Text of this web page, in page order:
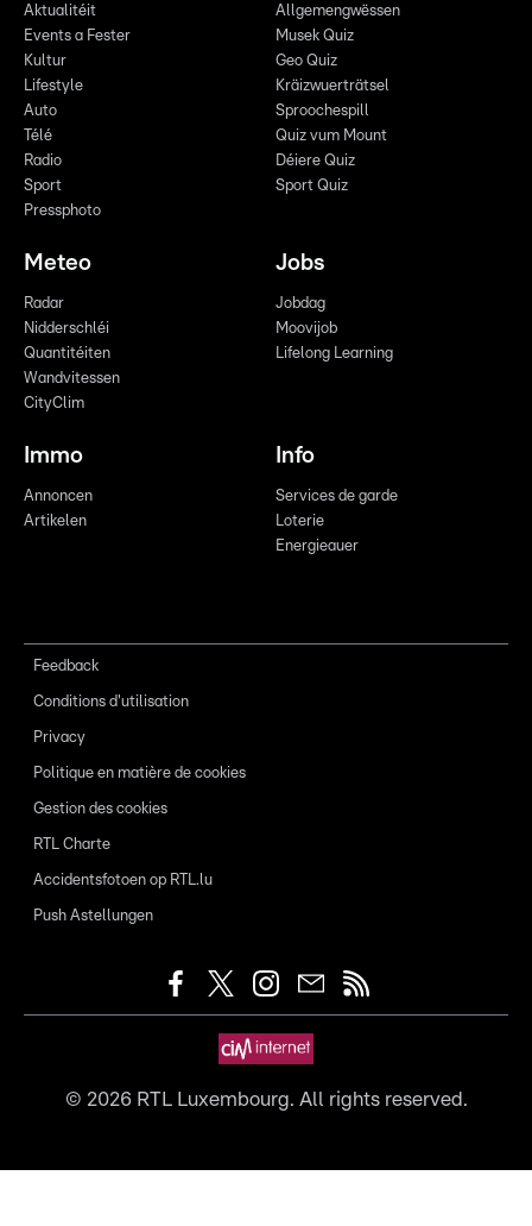
Aktualitéit
Events a Fester
Kultur
Lifestyle
Auto
Télé
Radio
Sport
Pressphoto
Allgemengwëssen
Musek Quiz
Geo Quiz
Kräizwuerträtsel
Sproochespill
Quiz vum Mount
Déiere Quiz
Sport Quiz
Meteo
Radar
Nidderschléi
Quantitéiten
Wandvitessen
CityClim
Jobs
Jobdag
Moovijob
Lifelong Learning
Immo
Annoncen
Artikelen
Info
Services de garde
Loterie
Energieauer
Feedback
Conditions d'utilisation
Privacy
Politique en matière de cookies
Gestion des cookies
RTL Charte
Accidentsfotoen op RTL.lu
Push Astellungen
© 2026RTL Luxembourg. All rights reserved.